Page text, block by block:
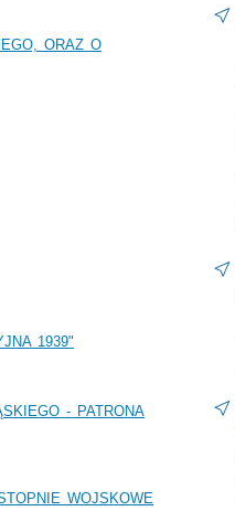
ORAZ O
1939"
- PATRONA
WOJSKOWE